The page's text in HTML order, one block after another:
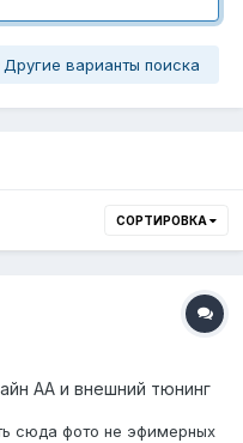
Другие варианты поиска
СОРТИРОВКА
АА и внешний тюнинг
сюда фото не эфимерных